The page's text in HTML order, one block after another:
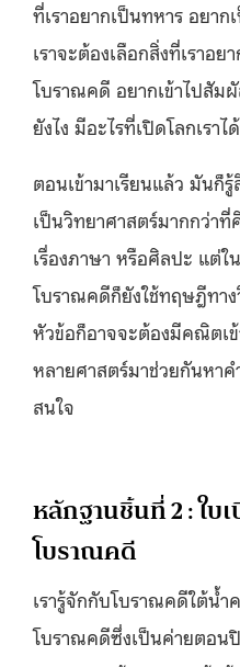
ที่เราอยากเป็นทหาร อยา
เราจะต้องเลือกสิ่งที่เราอ
โบราณคดี อยากเข้าไปสัม
ยังไง มีอะไรที่เปิดโลกเราไ
ตอนเข้ามาเรียนแล้ว มันก็
เป็นวิทยาศาสตร์มากกว่า
เรื่องภาษา หรือศิลปะ แต่
โบราณคดีก็ยังใช้ทฤษฎีทา
หัวข้อก็อาจจะต้องมีคณิตเ
หลายศาสตร์มาช่วยกันหา
สนใจ
หลักฐานชิ้นที่ 2 : ใบ
โบราณคดี
เรารู้จักกับโบราณคดีใต้น้ำ
โบราณคดีซึ่งเป็นค่ายตอน